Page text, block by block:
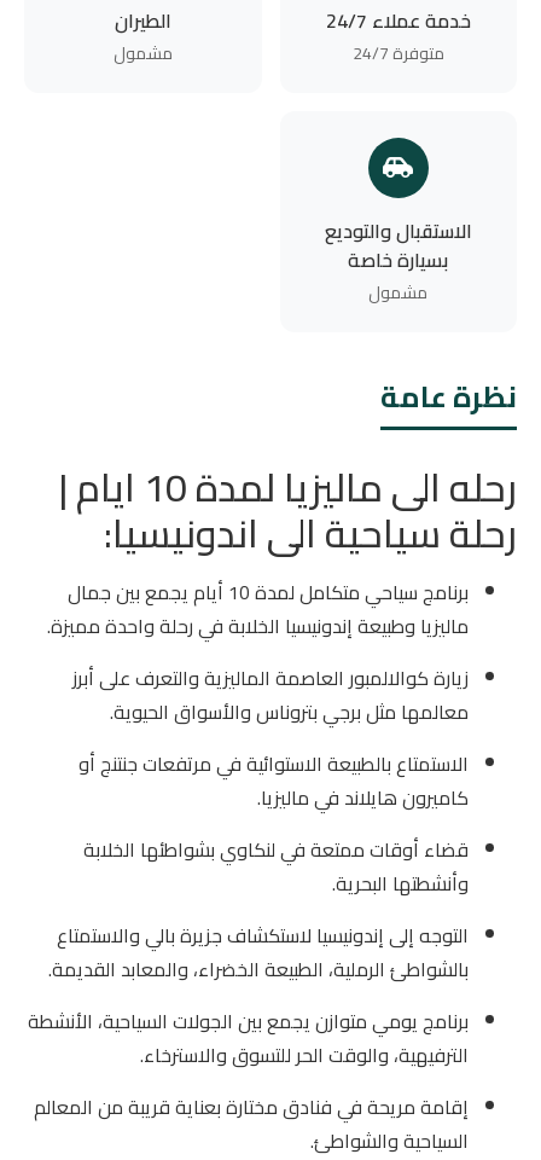
خدمة عملاء 24/7
متوفرة 24/7
الطيران
مشمول
الاستقبال والتوديع
بسيارة خاصة
مشمول
نظرة عامة
رحله الى ماليزيا لمدة 10 ايام |
رحلة سياحية الى اندونيسيا:
برنامج سياحي متكامل لمدة 10 أيام يجمع بين جمال
ماليزيا وطبيعة إندونيسيا الخلابة في رحلة واحدة مميزة.
زيارة كوالالمبور العاصمة الماليزية والتعرف على أبرز
معالمها مثل برجي بتروناس والأسواق الحيوية.
الاستمتاع بالطبيعة الاستوائية في مرتفعات جنتنج أو
كاميرون هايلاند في ماليزيا.
قضاء أوقات ممتعة في لنكاوي بشواطئها الخلابة
وأنشطتها البحرية.
التوجه إلى إندونيسيا لاستكشاف جزيرة بالي والاستمتاع
بالشواطئ الرملية، الطبيعة الخضراء، والمعابد القديمة.
برنامج يومي متوازن يجمع بين الجولات السياحية، الأنشطة
الترفيهية، والوقت الحر للتسوق والاسترخاء.
إقامة مريحة في فنادق مختارة بعناية قريبة من المعالم
السياحية والشواطئ.